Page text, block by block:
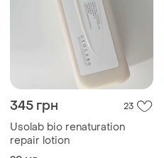
345 грн 23
Usolab bio renaturation
repair lotion